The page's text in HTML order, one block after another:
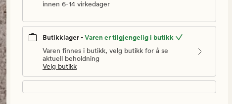
innen 6-14 virkedager
Butikklager -Varen er tilgjengelig i butikk
Varen finnes i butikk, velg butikk for å se
aktuell beholdning
Velg butikk